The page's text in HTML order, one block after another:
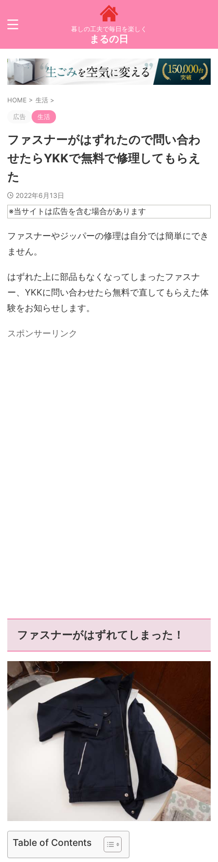
暮しの工夫で毎日を楽しく
まるの日
HOME > 生活 >
広告 生活
ファスナーがはずれたので問い合わ
せたらYKKで無料で修理してもらえ
た
2022年6月13日
※当サイトは広告を含む場合があります
ファスナーやジッパーの修理は自分では簡単にでき
ません。
はずれた上に部品もなくなってしまったファスナ
ー、YKKに問い合わせたら無料で直してもらえた体
験をお知らせします。
スポンサーリンク
ファスナーがはずれてしまった！
Table of Contents